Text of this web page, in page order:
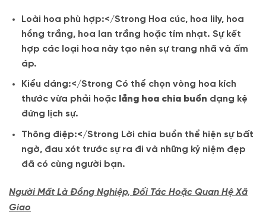
Loài hoa phù hợp:</Strong Hoa cúc, hoa lily, hoa
hồng trắng, hoa lan trắng hoặc tím nhạt. Sự kết
hợp các loại hoa này tạo nên sự trang nhã và ấm
áp.
Kiểu dáng:</Strong Có thể chọn vòng hoa kích
thước vừa phải hoặc lẵng hoa chia buồn dạng kệ
đứng lịch sự.
Thông điệp:</Strong Lời chia buồn thể hiện sự bất
ngờ, đau xót trước sự ra đi và những kỷ niệm đẹp
đã có cùng người bạn.
Người Mất Là Đồng Nghiệp, Đối Tác Hoặc Quan Hệ Xã
Giao